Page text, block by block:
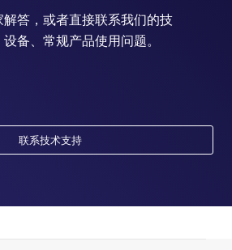
答，或者直接联系我们的技
备、常规产品使用问题。
联系技术支持